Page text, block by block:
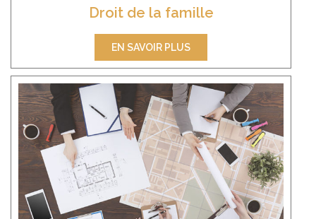
Droit de la famille
EN SAVOIR PLUS